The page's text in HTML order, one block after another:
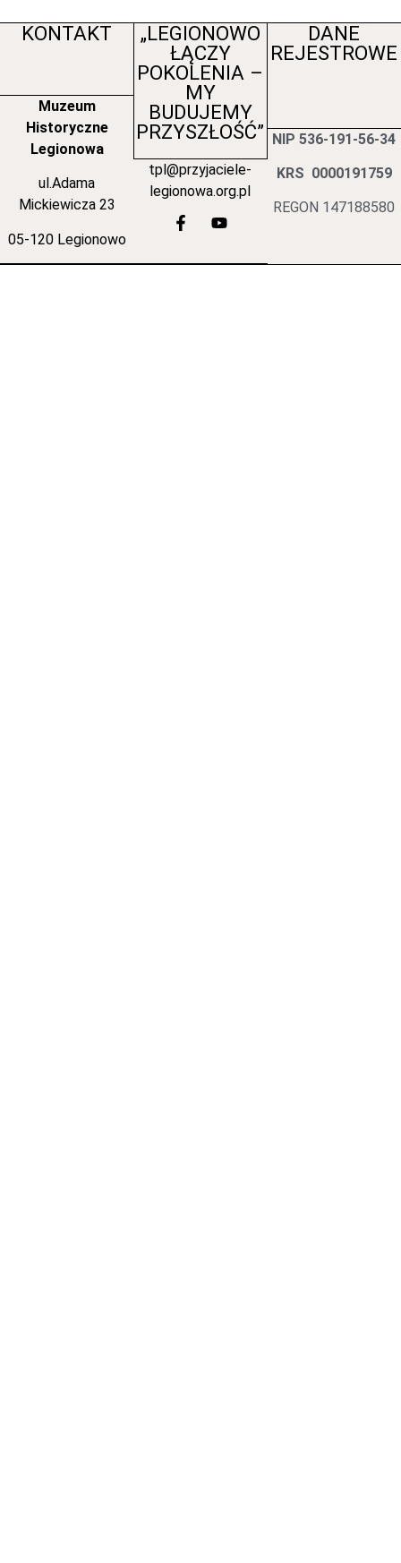
KONTAKT
Muzeum
Historyczne
Legionowa
ul.Adama
Mickiewicza 23
05-120 Legionowo
„LEGIONOWO
ŁĄCZY
POKOLENIA –
MY
BUDUJEMY
PRZYSZŁOŚĆ”
tpl@przyjaciele-
legionowa.org.pl
DANE
REJESTROWE
NIP 536-191-56-34
KRS 0000191759
REGON 147188580